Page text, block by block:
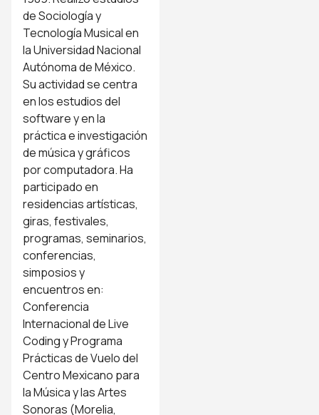
de Sociología y
Tecnología Musical en
la Universidad Nacional
Autónoma de México.
Su actividad se centra
en los estudios del
software y en la
práctica e investigación
de música y gráficos
por computadora. Ha
participado en
residencias artísticas,
giras, festivales,
programas, seminarios,
conferencias,
simposios y
encuentros en:
Conferencia
Internacional de Live
Coding y Programa
Prácticas de Vuelo del
Centro Mexicano para
la Música y las Artes
Sonoras (Morelia,